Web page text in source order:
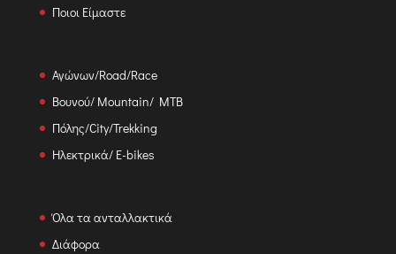
Ποιοι Είμαστε
Αγώνων/Road/Race
Βουνού/ Mountain/ MTB
Πόλης/City/Trekking
Ηλεκτρικά/ E-bikes
Όλα τα ανταλλακτικά
Διάφορα